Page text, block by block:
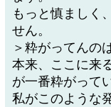
もっと慎ましく
せん。
＞粋がってんの
本来、ここに来
が一番粋がって
私がこのような